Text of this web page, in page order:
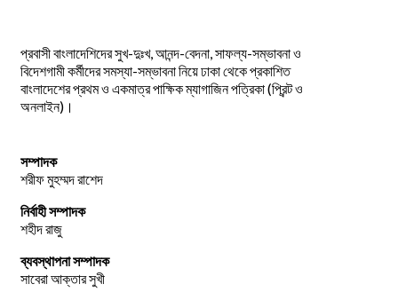
প্রবাসী বাংলাদেশিদের সুখ-দুঃখ, আনন্দ-বেদনা, সাফল্য-সম্ভাবনা ও
বিদেশগামী কর্মীদের সমস্যা-সম্ভাবনা নিয়ে ঢাকা থেকে প্রকাশিত
বাংলাদেশের প্রথম ও একমাত্র পাক্ষিক ম্যাগাজিন পত্রিকা (প্রিন্ট ও
অনলাইন)।
সম্পাদক
শরীফ মুহম্মদ রাশেদ
নির্বাহী সম্পাদক
শহীদ রাজু
ব্যবস্থাপনা সম্পাদক
সাবেরা আক্তার সুখী